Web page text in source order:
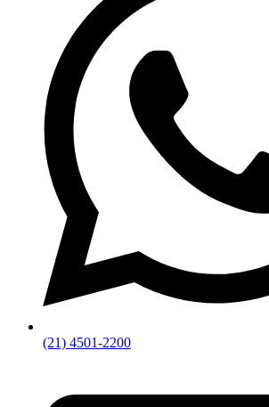
(21) 4501-2200